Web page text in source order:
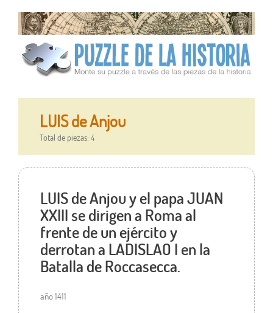
LUIS de Anjou
Total de piezas: 4
LUIS de Anjou y el papa JUAN
XXIII se dirigen a Roma al
frente de un ejército y
derrotan a LADISLAO I en la
Batalla de Roccasecca.
año 1411